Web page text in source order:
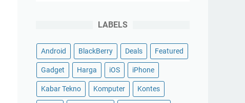
LABELS
Android BlackBerry Deals Featured
Gadget Harga iOS iPhone
Kabar Tekno Komputer Kontes